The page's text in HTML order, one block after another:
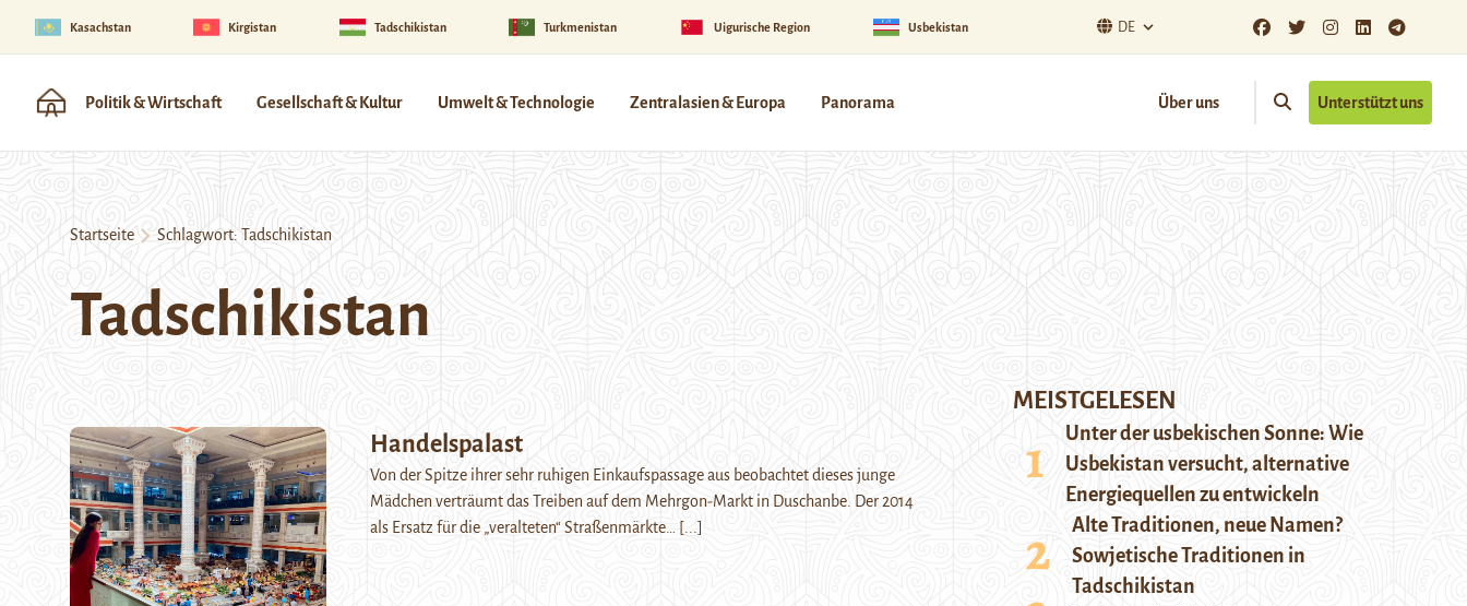
Kasachstan Kirgistan Tadschikistan Turkmenistan Uigurische Region Usbekistan DE
Politik & Wirtschaft Gesellschaft & Kultur Umwelt & Technologie Zentralasien & Europa Panorama Über uns Unterstützt uns
Startseite Schlagwort: Tadschikistan
Tadschikistan
Handelspalast
Von der Spitze ihrer sehr ruhigen Einkaufspassage aus beobachtet dieses junge
Mädchen verträumt das Treiben auf dem Mehrgon-Markt in Duschanbe. Der 2014
als Ersatz für die „veralteten“ Straßenmärkte…
[...]
MEISTGELESEN
Unter der usbekischen Sonne: Wie
Usbekistan versucht, alternative
Energiequellen zu entwickeln
Alte Traditionen, neue Namen?
Sowjetische Traditionen in
Tadschikistan